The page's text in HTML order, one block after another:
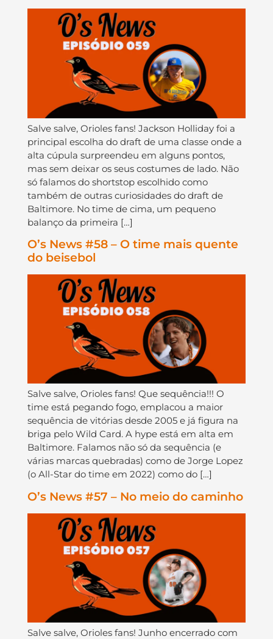
Salve salve, Orioles fans! Jackson Holliday foi a
principal escolha do draft de uma classe onde a
alta cúpula surpreendeu em alguns pontos,
mas sem deixar os seus costumes de lado. Não
só falamos do shortstop escolhido como
também de outras curiosidades do draft de
Baltimore. No time de cima, um pequeno
balanço da primeira […]
O’s News #58 – O time mais quente
do beisebol
Salve salve, Orioles fans! Que sequência!!! O
time está pegando fogo, emplacou a maior
sequência de vitórias desde 2005 e já figura na
briga pelo Wild Card. A hype está em alta em
Baltimore. Falamos não só da sequência (e
várias marcas quebradas) como de Jorge Lopez
(o All-Star do time em 2022) como do […]
O’s News #57 – No meio do caminho
Salve salve, Orioles fans! Junho encerrado com